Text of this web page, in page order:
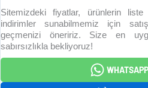
Sitemizdeki fiyatlar, ürünlerin
indirimler sunabilmemiz için
geçmenizi öneririz. Size en
sabırsızlıkla bekliyoruz!